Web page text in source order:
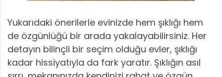
Yukarıdaki önerilerle evinizde hem şıklığı hem
de özgünlüğü bir arada yakalayabilirsiniz. Her
detayın bilinçli bir seçim olduğu evler, şıklığı
kadar hissiyatıyla da fark yaratır. Şıklığın asıl